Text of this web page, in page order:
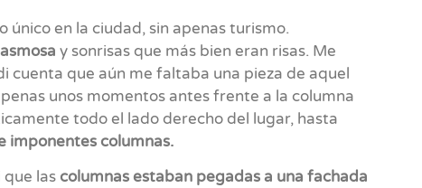
en la ciudad, sin apenas turismo.
y sonrisas que más bien eran risas. Me
cuenta que aún me faltaba una pieza de aquel
unos momentos antes frente a la columna
todo el lado derecho del lugar, hasta
imponentes columnas.
que las columnas estaban pegadas a una fachada